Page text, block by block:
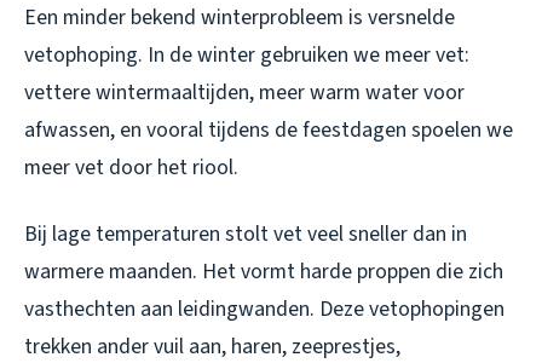
Een minder bekend winterprobleem is versnelde
vetophoping. In de winter gebruiken we meer vet:
vettere wintermaaltijden, meer warm water voor
afwassen, en vooral tijdens de feestdagen spoelen we
meer vet door het riool.
Bij lage temperaturen stolt vet veel sneller dan in
warmere maanden. Het vormt harde proppen die zich
vasthechten aan leidingwanden. Deze vetophopingen
trekken ander vuil aan, haren, zeeprestjes,